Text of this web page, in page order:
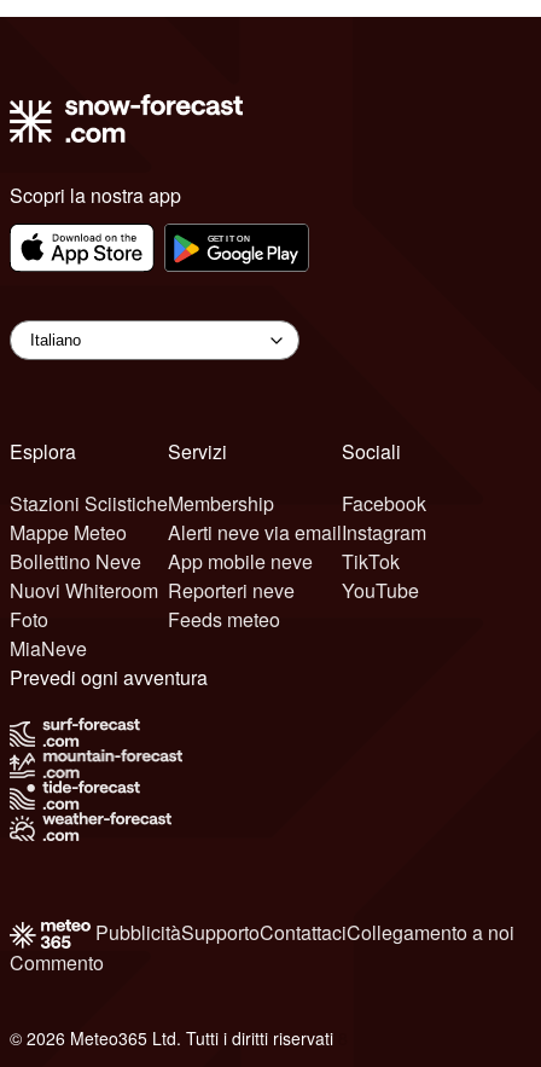
Scopri la nostra app
Esplora
Stazioni Sciistiche
Mappe Meteo
Bollettino Neve
Nuovi Whiteroom
Foto
MiaNeve
Servizi
Membership
Alerti neve via email
App mobile neve
Reporteri neve
Feeds meteo
Sociali
Facebook
Instagram
TikTok
YouTube
Prevedi ogni avventura
PubblicitàSupportoContattaciCollegamento a noi
Commento
© 2026 Meteo365 Ltd. Tutti i diritti riservati